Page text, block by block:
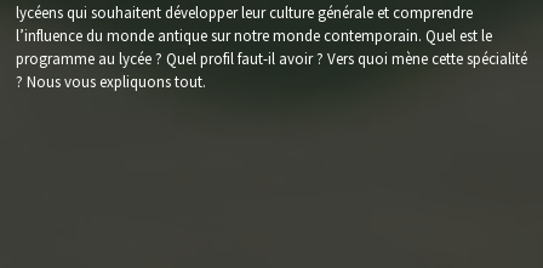
PRENDRE RENDEZ-VOUS
NOS ÉVÉNEMENTS
lycéens qui souhaitent développer leur culture générale et comprendre
l’influence du monde antique sur notre monde contemporain. Quel est le
programme au lycée ? Quel profil faut-il avoir ? Vers quoi mène cette spécialité
? Nous vous expliquons tout.